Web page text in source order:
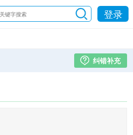
登录
纠错补充